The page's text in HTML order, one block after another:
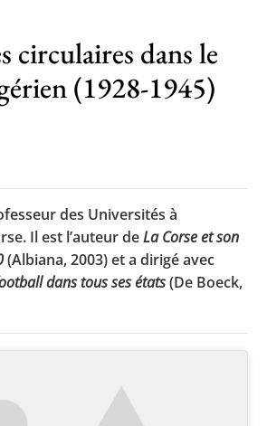
ateliers nationaux
et motions
les actualités
de recrutement
tables rondes
circulaires dans le
(1928-1945)
des Universités à
Il est l’auteur deLa Corse et son
(Albiana, 2003) et a dirigé avec
dans tous ses états(De Boeck,